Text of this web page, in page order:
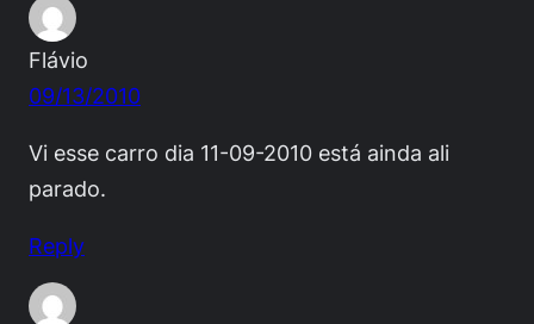
Flávio
09/13/2010
Vi esse carro dia 11-09-2010 está ainda ali
parado.
Reply